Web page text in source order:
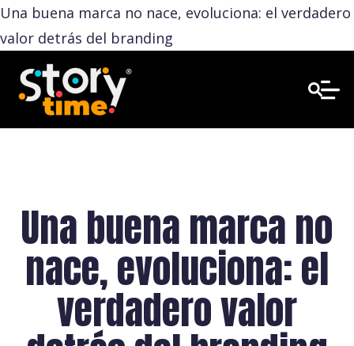
Una buena marca no nace, evoluciona: el verdadero
valor detrás del branding
Una buena marca no
nace, evoluciona: el
verdadero valor